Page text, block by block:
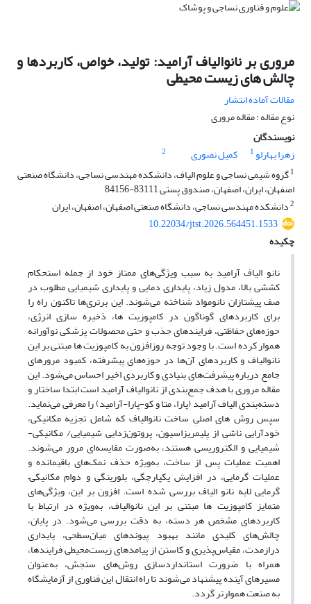
مروری بر نانوالیاف آرامید: تولید، خواص، کاربردها و
چالش های زیست محیطی
مقالات آماده انتشار
نوع مقاله : مقاله مروری
نویسندگان
زهرا بهارلو1 کمیل نصوری
2
1گروه شیمی نساجی و علوم الیاف، دانشکده مهندسی نساجی، دانشگاه صنعتی
اصفهان، ایران، اصفهان، صندوق پستی 83111-84156
2دانشکده مهندسی نساجی، دانشگاه صنعتی اصفهان، اصفهان، ایران
10.22034/jtst.2026.564451.1533
چکیده
نانو الیاف آرامید به سبب ویژگی‌های ممتاز خود از جمله استحکام
کششی بالا، مدول زیاد، پایداری دمایی و پایداری شیمیایی مطلوب در
صف پیشتازان نانومواد شناخته می‌شوند. این برتری‌ها تاکنون راه را
برای کاربردهای گوناگون در کامپوزیت ها، ذخیره سازی انرژی،
حوزه‌های حفاظتی، فرایندهای جذب و حتی محصولات پزشکی نوآورانه
هموار کرده است. با وجود توجه روزافزون به کامپوزیت ها مبتنی بر این
نانوالیاف و کاربردهای آن‌ها در حوزه‌های پیشرفته، کمبود مرورهای
جامع درباره پیشرفت‌های بنیادی و کاربردی اخیر احساس می‌شود. این
مقاله مروری با هدف جمع‌بندی از نانوالیاف آرامید است ابتدا ساختار و
دسته‌بندی الیاف آرامید (پارا، متا و کو-پارا-آرامید) را معرفی می‌نماید.
سپس روش های اصلیِ ساخت نانوالیاف که شامل تجزیه مکانیکی،
خودآرایی ناشی از پلیمریزاسیون، پروتون‌زدایی شیمیایی/ مکانیکی-
شیمیایی و الکتروریسی هستند، به‌صورت مقایسه‌ای مرور می‌شوند.
اهمیت عملیات پس از ساخت، به‌ویژه حذف نمک‌های باقیمانده و
عملیات گرمایی، در افزایش یکپارچگی، بلورینگی و دوام مکانیکی–
گرمایی لایه نانو الیاف بررسی شده است. افزون بر این، ویژگی‌های
متمایز کامپوزیت ها مبتنی بر این نانوالیاف، به‌ویژه در ارتباط با
کاربردهای مشخص هر دسته، به دقت بررسی می‌شود. در پایان،
چالش‌های کلیدی مانند بهبود پیوندهای میان‌سطحی، پایداری
درازمدت، مقیاس‌پذیری و کاستن از پیامدهای زیست‌محیطی فرایندها،
همراه با ضرورت استانداردسازی روش‌های سنجش، به‌عنوان
مسیرهای آینده پیشنهاد می‌شوند تا راه انتقال این فناوری از آزمایشگاه
به صنعت هموارتر گردد.